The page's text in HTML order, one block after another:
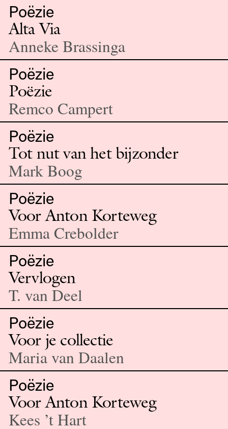
Poëzie
Alta Via
Anneke Brassinga
Poëzie
Poëzie
Remco Campert
Poëzie
Tot nut van het bijzonder
Mark Boog
Poëzie
Voor Anton Korteweg
Emma Crebolder
Poëzie
Vervlogen
T. van Deel
Poëzie
Voor je collectie
Maria van Daalen
Poëzie
Voor Anton Korteweg
Kees ’t Hart